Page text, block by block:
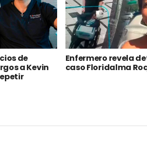
de
a Kevin
de
Enfermero revela
caso Floridalma
reforma al
quedar